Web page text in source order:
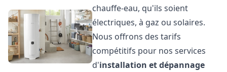
chauffe-eau, qu'ils soient
électriques, à gaz ou solaires.
Nous offrons des tarifs
compétitifs pour nos services
d'installation et dépannage